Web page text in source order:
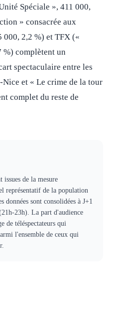
Spéciale », 411 000,
» consacrée aux
000, 2,2 %) et TFX («
%) complètent un
spectaculaire entre les
et « Le crime de la tour
complet du reste de
issues de la mesure
représentatif de la population
données sont consolidées à J+1
23h). La part d'audience
de téléspectateurs qui
l'ensemble de ceux qui